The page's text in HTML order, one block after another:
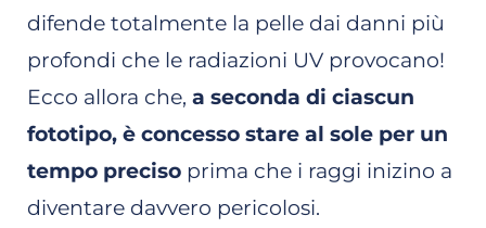
difende totalmente la pelle dai danni più
profondi che le radiazioni UV provocano!
Ecco allora che, a seconda di ciascun
fototipo, è concesso stare al sole per un
tempo preciso prima che i raggi inizino a
diventare davvero pericolosi.